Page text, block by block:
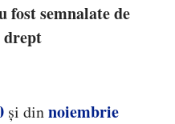
fost semnalate de
drept
și dinnoiembrie